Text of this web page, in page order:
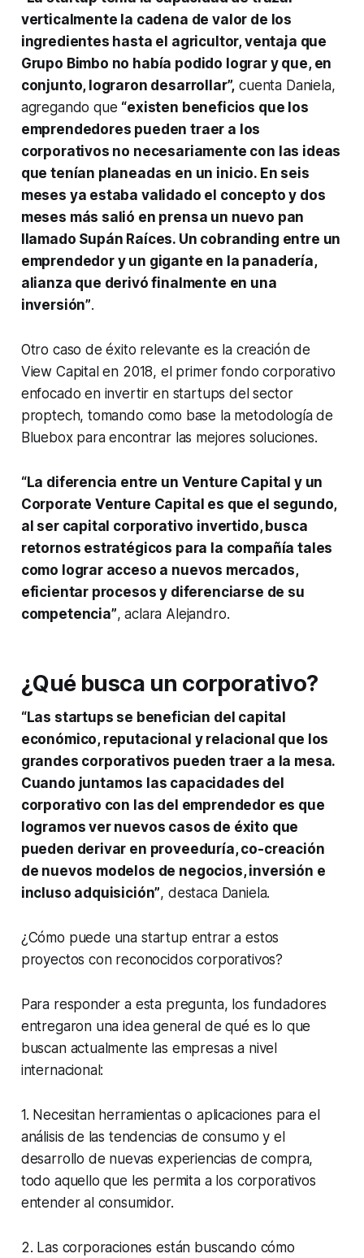
verticalmente la cadena de valor de los
ingredientes hasta el agricultor, ventaja que
Grupo Bimbo no había podido lograr y que, en
conjunto, lograron desarrollar”, cuenta Daniela,
agregando que “existen beneficios que los
emprendedores pueden traer a los
corporativos no necesariamente con las ideas
que tenían planeadas en un inicio. En seis
meses ya estaba validado el concepto y dos
meses más salió en prensa un nuevo pan
llamado Supán Raíces. Un cobranding entre un
emprendedor y un gigante en la panadería,
alianza que derivó finalmente en una
inversión”.
Otro caso de éxito relevante es la creación de
View Capital en 2018, el primer fondo corporativo
enfocado en invertir en startups del sector
proptech, tomando como base la metodología de
Bluebox para encontrar las mejores soluciones.
“La diferencia entre un Venture Capital y un
Corporate Venture Capital es que el segundo,
al ser capital corporativo invertido, busca
retornos estratégicos para la compañía tales
como lograr acceso a nuevos mercados,
eficientar procesos y diferenciarse de su
competencia”, aclara Alejandro.
¿Qué busca un corporativo?
“Las startups se benefician del capital
económico, reputacional y relacional que los
grandes corporativos pueden traer a la mesa.
Cuando juntamos las capacidades del
corporativo con las del emprendedor es que
logramos ver nuevos casos de éxito que
pueden derivar en proveeduría, co-creación
de nuevos modelos de negocios, inversión e
incluso adquisición”, destaca Daniela.
¿Cómo puede una startup entrar a estos
proyectos con reconocidos corporativos?
Para responder a esta pregunta, los fundadores
entregaron una idea general de qué es lo que
buscan actualmente las empresas a nivel
internacional:
1. Necesitan herramientas o aplicaciones para el
análisis de las tendencias de consumo y el
desarrollo de nuevas experiencias de compra,
todo aquello que les permita a los corporativos
entender al consumidor.
2. Las corporaciones están buscando cómo